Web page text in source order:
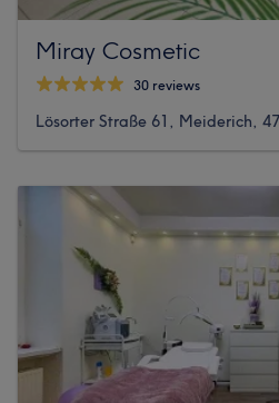
Miray Cosmetic
30 reviews
Lösorter Straße 61, Meiderich,